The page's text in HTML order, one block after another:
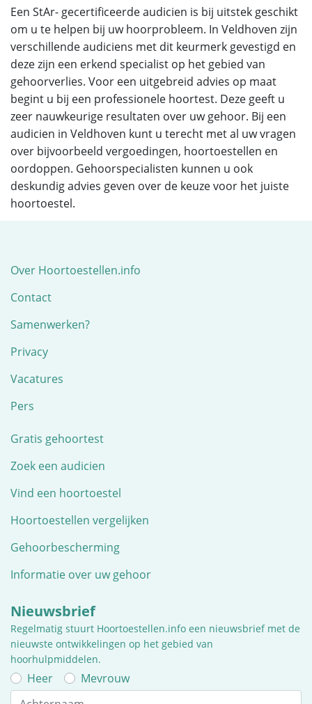
Een StAr- gecertificeerde audicien is bij uitstek geschikt
om u te helpen bij uw hoorprobleem. In Veldhoven zijn
verschillende audiciens met dit keurmerk gevestigd en
deze zijn een erkend specialist op het gebied van
gehoorverlies. Voor een uitgebreid advies op maat
begint u bij een professionele hoortest. Deze geeft u
zeer nauwkeurige resultaten over uw gehoor. Bij een
audicien in Veldhoven kunt u terecht met al uw vragen
over bijvoorbeeld vergoedingen, hoortoestellen en
oordoppen. Gehoorspecialisten kunnen u ook
deskundig advies geven over de keuze voor het juiste
hoortoestel.
Over Hoortoestellen.info
Contact
Samenwerken?
Privacy
Vacatures
Pers
Gratis gehoortest
Zoek een audicien
Vind een hoortoestel
Hoortoestellen vergelijken
Gehoorbescherming
Informatie over uw gehoor
Nieuwsbrief
Regelmatig stuurt Hoortoestellen.info een nieuwsbrief met de
nieuwste ontwikkelingen op het gebied van
hoorhulpmiddelen.
Heer Mevrouw